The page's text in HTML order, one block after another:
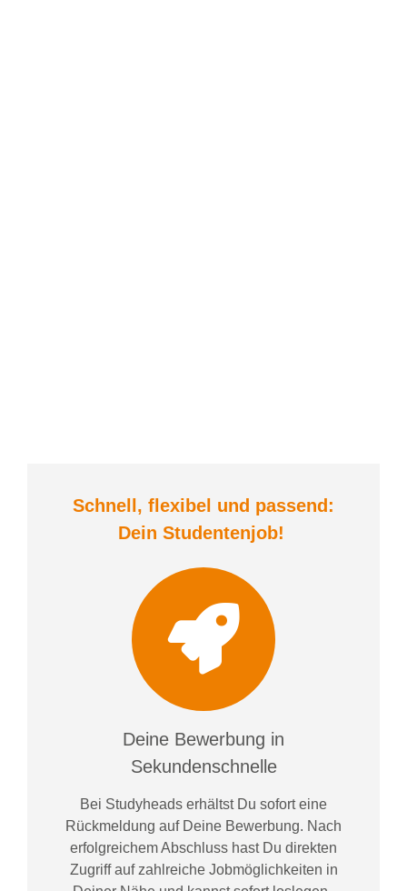
Schnell, flexibel und passend:
Dein Studentenjob!
Deine Bewerbung in
Sekundenschnelle
Bei Studyheads erhältst Du sofort eine
Rückmeldung auf Deine Bewerbung. Nach
erfolgreichem Abschluss hast Du direkten
Zugriff auf zahlreiche Jobmöglichkeiten in